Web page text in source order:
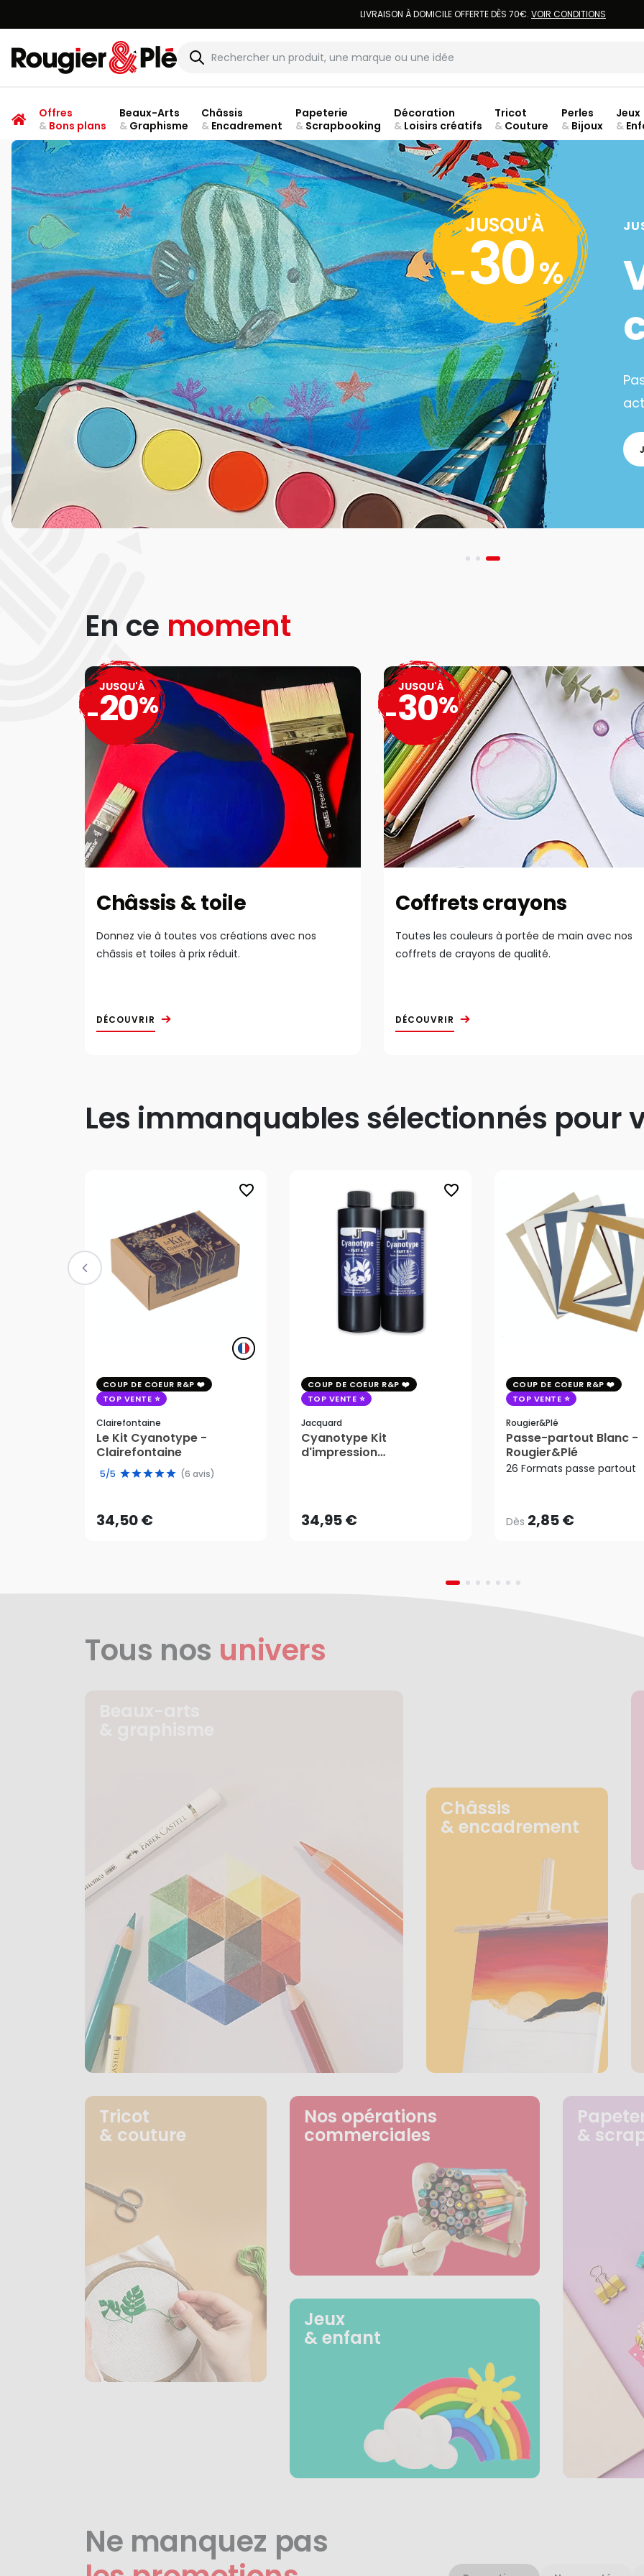
LIVRAISON À DOMICILE OFFERTE DÈS 70€. VOIR CONDITIONS
Rougier & Plé
Offres
&Bons plans
Beaux-Arts
&Graphisme
Châssis
&Encadrement
Papeterie
&Scrapbooking
Décoration
&Loisirs créatifs
Tricot
& Couture
Perles
& Bijoux
Jeux
&
JUSQU'À
-30%
En ce moment
Châssis & toile
Donnez vie à toutes vos créations avec nos
châssis et toiles à prix réduit.
DÉCOUVRIR
JUSQU'À
-20%
Coffrets crayons
Toutes les couleurs à portée de main avec nos
coffrets de crayons de qualité.
DÉCOUVRIR
JUSQU'À
-30%
Les immanquables sélectionnés pour
favorite_border
COUP DE COEUR R&P
TOP VENTE
Clairefontaine
Le Kit Cyanotype -
Clairefontaine
5/5 (6 avis)
34,50 €
34,50 €
AJOUTER AU PANIER
favorite_border
COUP DE COEUR R&P
TOP VENTE
Jacquard
Cyanotype Kit
d'impression
34,95 €AJOUTER AU PANIER
COUP DE COEUR R&P
TOP VENTE
Rougier&plé
Passe-partout Blanc -
Rougier&Plé
26 Formats passe partout
Dès 2,85 €
Dès2,85 €
Tous nos univers
Châssis
& encadrement
Tricot
& couture
Nos opérations
commerciales
Jeux
& enfant
&
Ne manquez pas